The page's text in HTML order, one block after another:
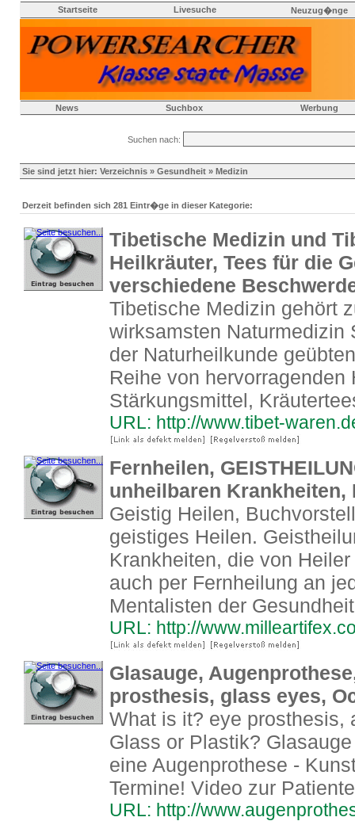
Startseite Livesuche Neuzug�nge
News Suchbox Werbung
Suchen nach:
Sie sind jetzt hier: Verzeichnis » Gesundheit » Medizin
Derzeit befinden sich 281 Eintr�ge in dieser Kategorie:
Tibetische Medizin und
Heilkräuter, Tees für die
verschiedene
Tibetische Medizin gehört
wirksamsten Naturmedizin
der Naturheilkunde
Reihe von hervorragenden
Stärkungsmittel,
URL: http://www.tibet-
Fernheilen,
unheilbaren Krankheiten,
Geistig Heilen,
geistiges Heilen.
Krankheiten, die von
auch per Fernheilung an
Mentalisten der Gesundheit
URL: http://
Glasauge,
prosthesis, glass eyes,
What is it? eye prosthesis,
Glass or Plastik?
eine Augenprothese -
Termine! Video zur
URL: http://